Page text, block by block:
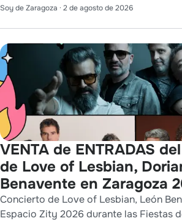
Soy de Zaragoza · 2 de agosto de 2026
VENTA de ENTRADAS
de Love of Lesbian,
Benavente en Zaragoza
Concierto de Love of Lesbian, León
Espacio Zity 2026 durante las Fiestas